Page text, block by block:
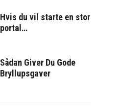
Hvis du vil starte en stor
portal…
Sådan Giver Du Gode
Bryllupsgaver